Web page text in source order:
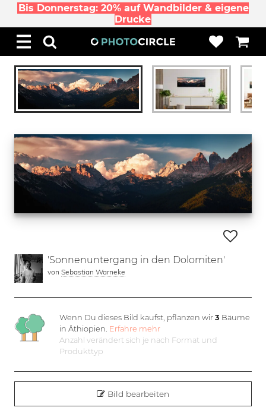
Bis Donnerstag: 20% auf Wandbilder & eigene
Drucke
'Sonnenuntergang in den Dolomiten'
von Sebastian Warneke
Wenn Du dieses Bild kaufst, pflanzen wir3 Bäume
in Äthiopien. Erfahre mehr
Anzahl verändert sich je nach Format und
Produkttyp
Bild bearbeiten